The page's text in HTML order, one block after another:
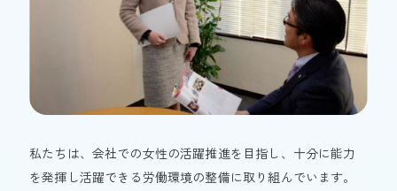
私たちは、会社での女性の活躍推進を目指し、十分に能力
を発揮し活躍できる労働環境の整備に取り組んでいます。